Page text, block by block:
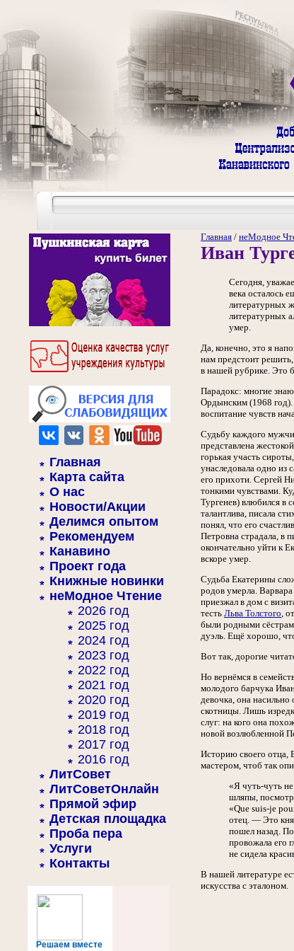
Главная
Карта сайта
О нас
Новости/Акции
Делимся опытом
Рекомендуем
Канавино
Проект года
Книжные новинки
неМодное Чтение
2026 год
2025 год
2024 год
2023 год
2022 год
2021 год
2020 год
2019 год
2018 год
2017 год
2016 год
ЛитСовет
ЛитСоветОнлайн
Прямой эфир
Детская площадка
Проба пера
Услуги
Контакты
Решаем вместе
Главная / неМодное
Иван
Сегодня,
века осталось
литературных
литературных
умер.
Да, конечно, это я
нам предстоит
в нашей рубрике. Это
Парадокс: многие
Ордынским (1968 год).
воспитание чувств
Судьбу каждого
представлена
горькая участь
унаследовала одно из
его прихоти. Сергей
тонкими чувствами.
Тургенев) влюбился в
талантлива, писала
понял, что его
Петровна страдала, в
окончательно уйти к
вскоре умер.
Судьба Екатерины
родов умерла.
приезжал в дом с
тесть Льва Толстого,
были родными
дуэль. Ещё хорошо,
Вот так, дорогие
Но вернёмся в
молодого барчука
девочка, она
скотницы. Лишь
слуг: на кого она
новой возлюбленной
Историю своего отца,
мастером, чтоб так
«Я чуть-чуть
шляпы,
«Que suis-je
отец. — Это
пошел назад.
провожала его
не сидела
В нашей литературе
искусства с эталоном.